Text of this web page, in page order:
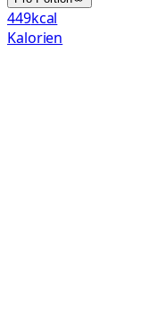
449kcal
Kalorien